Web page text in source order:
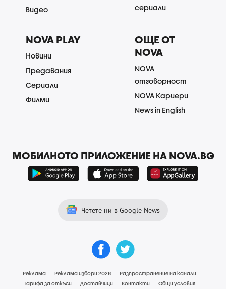
Видео
сериали
NOVA PLAY
Новини
Предавания
Сериали
Филми
ОЩЕ ОТ
NOVA
NOVA
отговорност
NOVA Кариери
News in English
МОБИЛНОТО ПРИЛОЖЕНИЕ НА NOVA.BG
Четете ни в Google News
Реклама Реклама избори 2026
Разпространение на канали
Тарифа за откъси
Доставчици Контакти Общи условия